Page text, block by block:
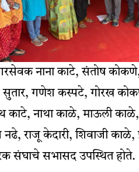
नगरसेवक नाना काटे, संतोष
सुतार, गणेश कस्पटे, गोरख
नाथा काळे, माऊली काळे,
नढे, राजू केदारी, शिवाजी काळे,
संघाचे सभासद उपस्थित होते.